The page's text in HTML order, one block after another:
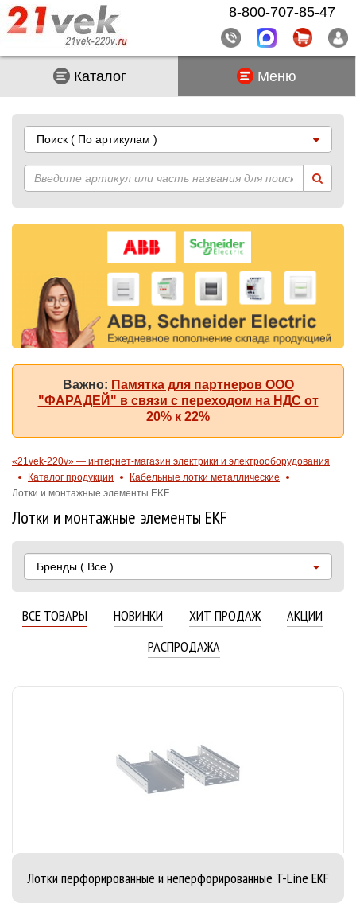
Каталог Меню
Поиск ( По артикулам )
Важно: Памятка для партнеров ООО
"ФАРАДЕЙ" в связи с переходом на НДС от
20% к 22%
«21vek-220v» — интернет-магазин электрики и электрооборудования
Каталог продукции
Кабельные лотки металлические
Лотки и монтажные элементы EKF
Лотки и монтажные элементы EKF
Бренды ( Все )
ВСЕ ТОВАРЫ НОВИНКИ ХИТ ПРОДАЖ
АКЦИИ
РАСПРОДАЖА
Лотки перфорированные и неперфорированные T-Line EKF
8-800-707-85-47